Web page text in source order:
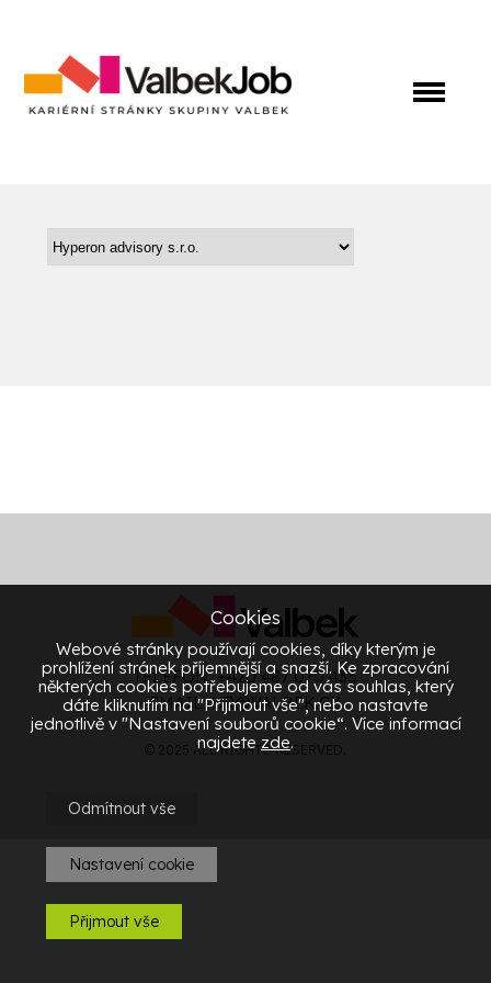
TELEFON: +420 487 070 435
EMAIL:HR@VALBEK.CZ
© 2025 ALL RIGHTS RESERVED.
Cookies
Webové stránky používají cookies, díky kterým je
prohlížení stránek příjemnější a snazší. Ke zpracování
některých cookies potřebujeme od vás souhlas, který
dáte kliknutím na "Přijmout vše", nebo nastavte
jednotlivě v "Nastavení souborů cookie“. Více informací
najdetezde.
Odmítnout vše
Nastavení cookie
Přijmout vše